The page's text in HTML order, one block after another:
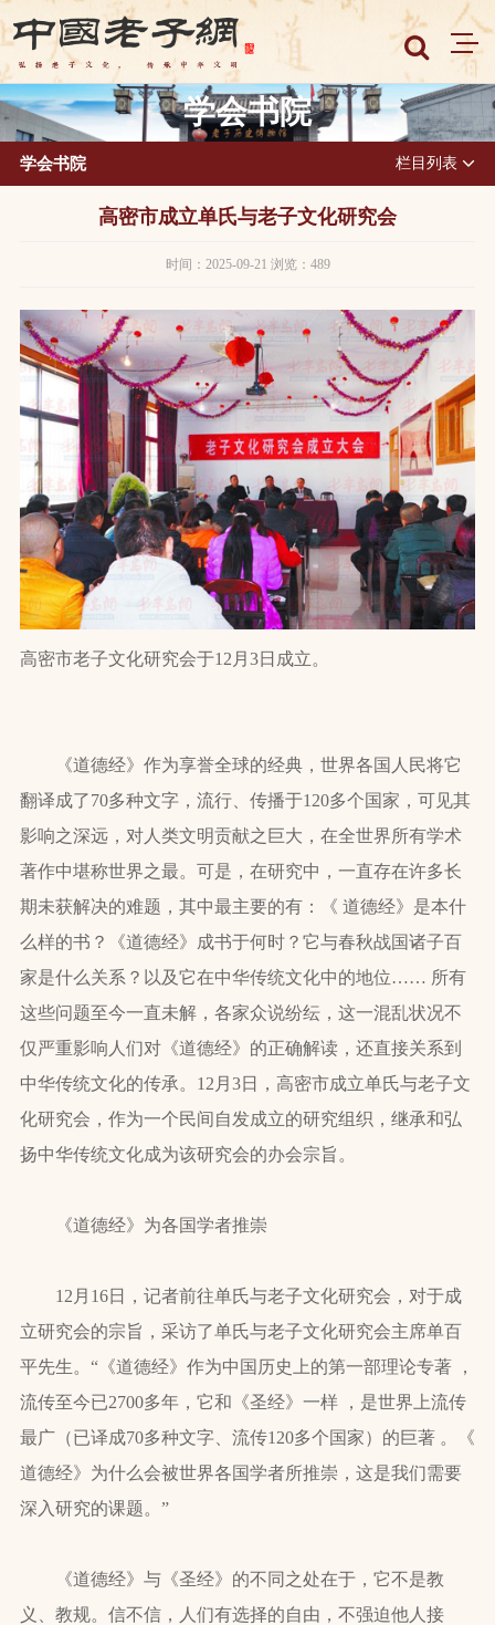
学会书院
学会书院 栏目列表
高密市成立单氏与老子文化研究会
时间：2025-09-21 浏览：489
高密市老子文化研究会于12月3日成立。
《道德经》作为享誉全球的经典，世界各国人民将它
翻译成了70多种文字，流行、传播于120多个国家，可见其
影响之深远，对人类文明贡献之巨大，在全世界所有学术
著作中堪称世界之最。可是，在研究中，一直存在许多长
期未获解决的难题，其中最主要的有：《 道德经》是本什
么样的书？《道德经》成书于何时？它与春秋战国诸子百
家是什么关系？以及它在中华传统文化中的地位…… 所有
这些问题至今一直未解，各家众说纷纭，这一混乱状况不
仅严重影响人们对《道德经》的正确解读，还直接关系到
中华传统文化的传承。12月3日，高密市成立单氏与老子文
化研究会，作为一个民间自发成立的研究组织，继承和弘
扬中华传统文化成为该研究会的办会宗旨。
《道德经》为各国学者推崇
12月16日，记者前往单氏与老子文化研究会，对于成
立研究会的宗旨，采访了单氏与老子文化研究会主席单百
平先生。“《道德经》作为中国历史上的第一部理论专著 ，
流传至今已2700多年，它和《圣经》一样 ，是世界上流传
最广（已译成70多种文字、流传120多个国家）的巨著 。《
道德经》为什么会被世界各国学者所推崇，这是我们需要
深入研究的课题。”
《道德经》与《圣经》的不同之处在于，它不是教
义、教规。信不信，人们有选择的自由，不强迫他人接